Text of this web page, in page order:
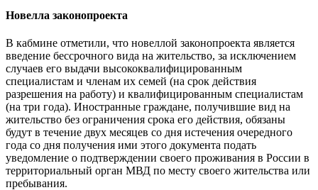
Новелла законопроекта
В кабмине отметили, что новеллой законопроекта является
введение бессрочного вида на жительство, за исключением
случаев его выдачи высококвалифицированным
специалистам и членам их семей (на срок действия
разрешения на работу) и квалифицированным специалистам
(на три года). Иностранные граждане, получившие вид на
жительство без ограничения срока его действия, обязаны
будут в течение двух месяцев со дня истечения очередного
года со дня получения ими этого документа подать
уведомление о подтверждении своего проживания в России в
территориальный орган МВД по месту своего жительства или
пребывания.